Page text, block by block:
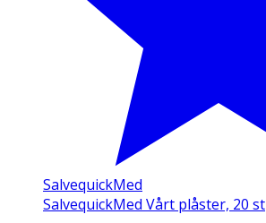
SalvequickMed
SalvequickMed Vårt plåster, 20 st